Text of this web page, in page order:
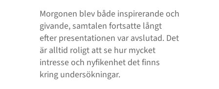
Morgonen blev både inspirerande och
givande, samtalen fortsatte långt
efter presentationen var avslutad. Det
är alltid roligt att se hur mycket
intresse och nyfikenhet det finns
kring undersökningar.